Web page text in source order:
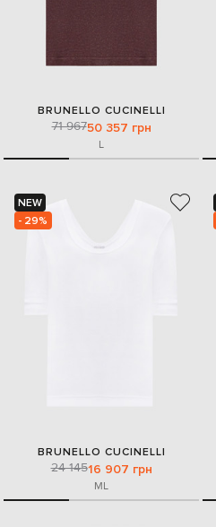
BRUNELLO CUCINELLI
71 96750 357 грн
L
NEW
- 29%
BRUNELLO CUCINELLI
24 14516 907 грн
ML